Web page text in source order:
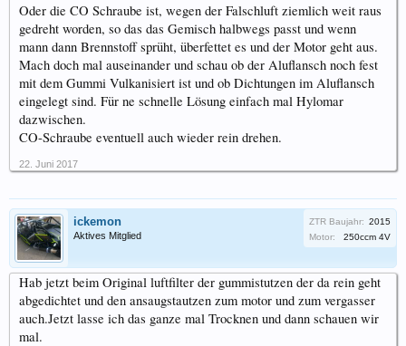
Oder die CO Schraube ist, wegen der Falschluft ziemlich weit raus
gedreht worden, so das das Gemisch halbwegs passt und wenn
mann dann Brennstoff sprüht, überfettet es und der Motor geht aus.
Mach doch mal auseinander und schau ob der Aluflansch noch fest
mit dem Gummi Vulkanisiert ist und ob Dichtungen im Aluflansch
eingelegt sind. Für ne schnelle Lösung einfach mal Hylomar
dazwischen.
CO-Schraube eventuell auch wieder rein drehen.
22. Juni 2017
ickemon
Aktives Mitglied
ZTR Baujahr: 2015
Motor:
250ccm 4V
Hab jetzt beim Original luftfilter der gummistutzen der da rein geht
abgedichtet und den ansaugstautzen zum motor und zum vergasser
auch.Jetzt lasse ich das ganze mal Trocknen und dann schauen wir
mal.